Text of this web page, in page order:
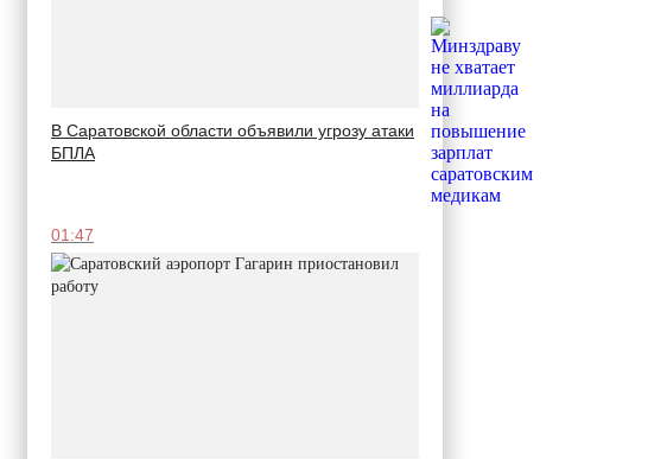
В Саратовской области объявили угрозу атаки
БПЛА
01:47